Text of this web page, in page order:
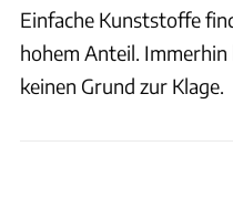
Einfache Kunststoffe
hohem Anteil.
keinen Grund zur Klage.